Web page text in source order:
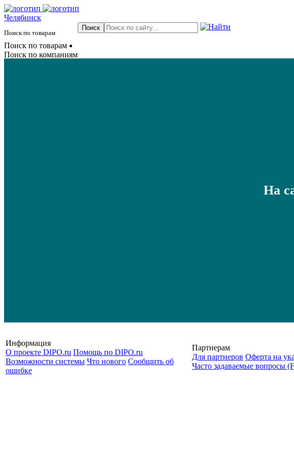
Челябинск
Поиск по товарам
Поиск по товарам
Поиск по компаниям
На
Информация
О проекте DIPO.ru Помощь по DIPO.ru
Возможности системы Что нового Сообщить об
ошибке
Партнерам
Для партнеров Оферта на
Часто задаваемые вопросы